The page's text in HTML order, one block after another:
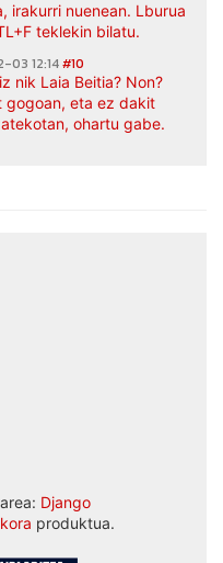
irakurri nuenean. Lburua
teklekin bilatu.
03 12:14#10
nik Laia Beitia? Non?
gogoan, eta ez dakit
ohartu gabe.
Django
produktua.